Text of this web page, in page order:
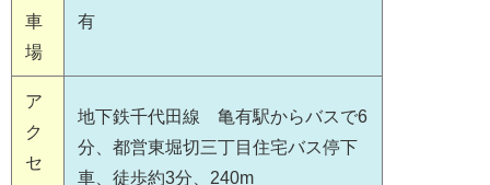
車
場
有
ア
ク
セ
地下鉄千代田線 亀有駅からバスで6
分、都営東堀切三丁目住宅バス停下
車、徒歩約3分、240m